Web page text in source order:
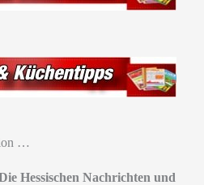
…
Hessischen Nachrichten und